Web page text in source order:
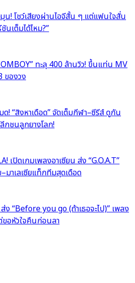
น! โชว์เสียงผ่านไอจีสั้น ๆ แต่แฟนใจสั่น
นเต็มได้ไหม?”
ทะลุ 400 ล้านวิว! ขึ้นแท่น MV
ของวง
! “สิงหาเดือด” จัดเต็มกีฬา–ซีรีส์ ดูกัน
กชนลูกยางโลก!
เปิดเกมเพลงอาเซียน ส่ง “G.O.A.T”
มาเลเซียแท็กทีมสุดเดือด
ง “Before you go (ถ้าเธอจะไป)” เพลง
อหัวใจคืนก่อนลา